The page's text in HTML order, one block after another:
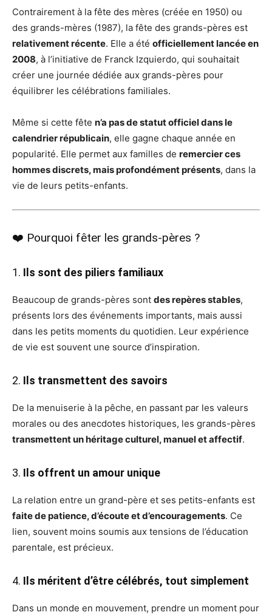
Contrairement à la fête des mères (créée en 1950) ou
des grands-mères (1987), la fête des grands-pères est
relativement récente. Elle a été officiellement lancée en
2008, à l’initiative de Franck Izquierdo, qui souhaitait
créer une journée dédiée aux grands-pères pour
équilibrer les célébrations familiales.
Même si cette fête n’a pas de statut officiel dans le
calendrier républicain, elle gagne chaque année en
popularité. Elle permet aux familles de remercier ces
hommes discrets, mais profondément présents, dans la
vie de leurs petits-enfants.
❤️ Pourquoi fêter les grands-pères ?
1. Ils sont des piliers familiaux
Beaucoup de grands-pères sont des repères stables,
présents lors des événements importants, mais aussi
dans les petits moments du quotidien. Leur expérience
de vie est souvent une source d’inspiration.
2. Ils transmettent des savoirs
De la menuiserie à la pêche, en passant par les valeurs
morales ou des anecdotes historiques, les grands-pères
transmettent un héritage culturel, manuel et affectif.
3. Ils offrent un amour unique
La relation entre un grand-père et ses petits-enfants est
faite de patience, d’écoute et d’encouragements. Ce
lien, souvent moins soumis aux tensions de l’éducation
parentale, est précieux.
4. Ils méritent d’être célébrés, tout simplement
Dans un monde en mouvement, prendre un moment pour